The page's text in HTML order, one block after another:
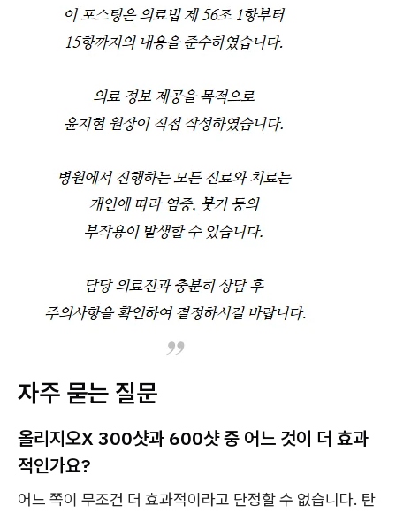
자주 묻는 질문
올리지오X 300샷과 600샷 중 어느 것이 더 효과
적인가요?
어느 쪽이 무조건 더 효과적이라고 단정할 수 없습니다. 탄